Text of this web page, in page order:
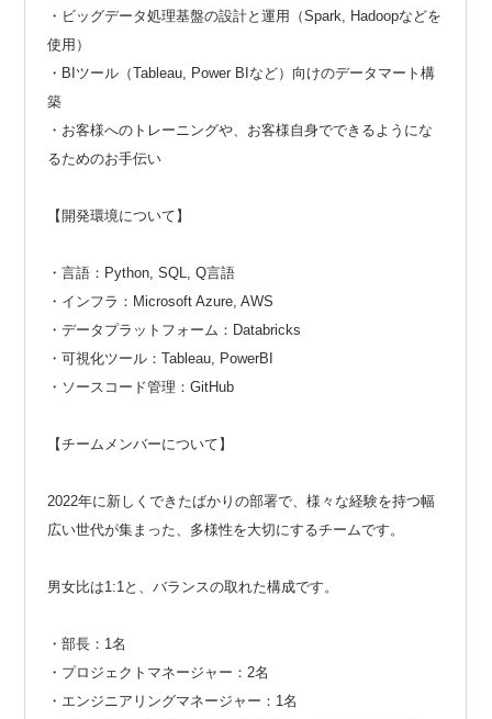
・ビッグデータ処理基盤の設計と運用（Spark, Hadoopなどを
使用）
・BIツール（Tableau, Power BIなど）向けのデータマート構
築
・お客様へのトレーニングや、お客様自身でできるようにな
るためのお手伝い
【開発環境について】
・言語：Python, SQL, Q言語
・インフラ：Microsoft Azure, AWS
・データプラットフォーム：Databricks
・可視化ツール：Tableau, PowerBI
・ソースコード管理：GitHub
【チームメンバーについて】
2022年に新しくできたばかりの部署で、様々な経験を持つ幅
広い世代が集まった、多様性を大切にするチームです。
男女比は1:1と、バランスの取れた構成です。
・部長：1名
・プロジェクトマネージャー：2名
・エンジニアリングマネージャー：1名